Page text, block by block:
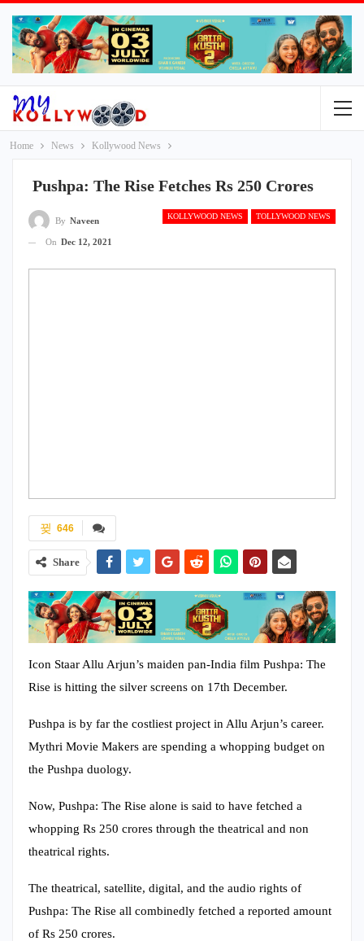
Home News Kollywood News
Pushpa: The Rise Fetches Rs 250 Crores
KOLLYWOOD NEWS TOLLYWOOD NEWS
By Naveen
On Dec 12, 2021
646
Share
Icon Staar Allu Arjun’s maiden pan-India film Pushpa: The
Rise is hitting the silver screens on 17th December.
Pushpa is by far the costliest project in Allu Arjun’s career.
Mythri Movie Makers are spending a whopping budget on
the Pushpa duology.
Now, Pushpa: The Rise alone is said to have fetched a
whopping Rs 250 crores through the theatrical and non
theatrical rights.
The theatrical, satellite, digital, and the audio rights of
Pushpa: The Rise all combinedly fetched a reported amount
of Rs 250 crores.